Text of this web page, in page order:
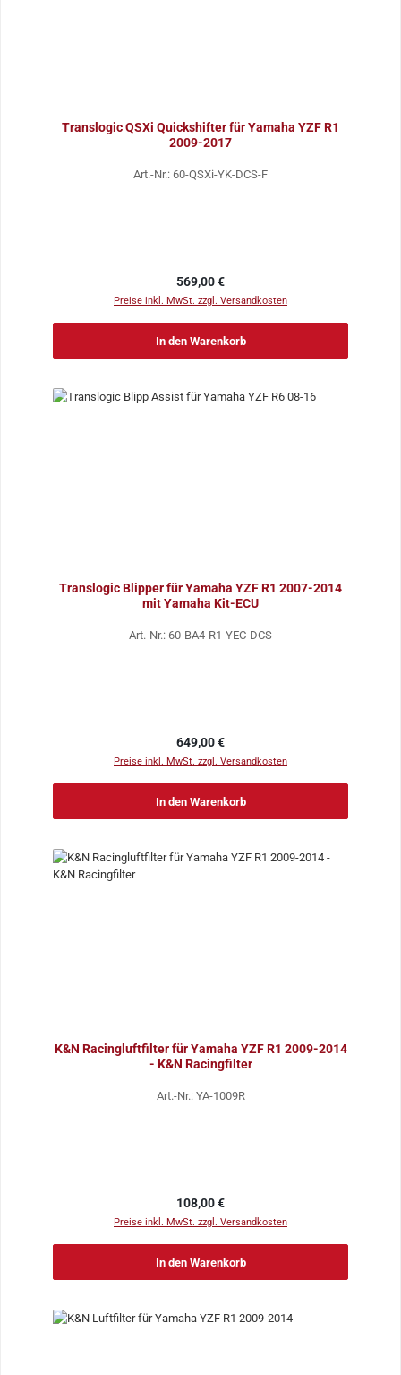
Translogic QSXi Quickshifter für Yamaha YZF R1
2009-2017
Art.-Nr.: 60-QSXi-YK-DCS-F
Regulärer Preis:
569,00 €
Preise inkl. MwSt. zzgl. Versandkosten
In den Warenkorb
Translogic Blipper für Yamaha YZF R1 2007-2014
mit Yamaha Kit-ECU
Art.-Nr.: 60-BA4-R1-YEC-DCS
Regulärer Preis:
649,00 €
Preise inkl. MwSt. zzgl. Versandkosten
In den Warenkorb
K&N Racingluftfilter für Yamaha YZF R1 2009-2014
- K&N Racingfilter
Art.-Nr.: YA-1009R
Regulärer Preis:
108,00 €
Preise inkl. MwSt. zzgl. Versandkosten
In den Warenkorb